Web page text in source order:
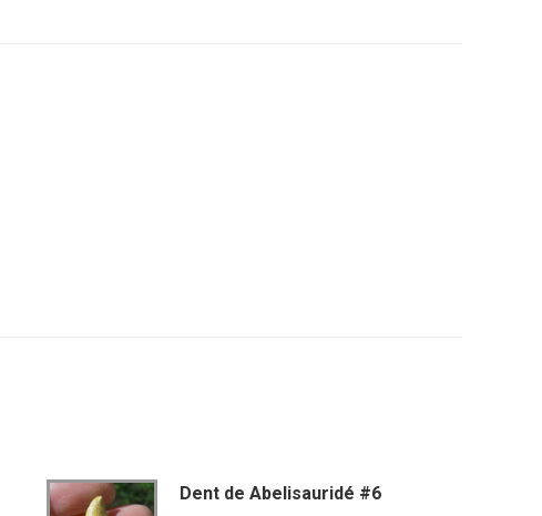
Dent de Abelisauridé #6